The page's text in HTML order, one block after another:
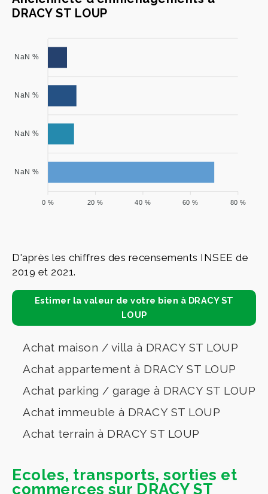
DRACY ST LOUP
NaN %
NaN %
NaN %
NaN %
80 %
60 %
40 %
20 %
0 %
D'après les chiffres des recensements INSEE de
2019 et 2021.
Estimer la valeur de votre bien à DRACY ST
LOUP
Achat maison / villa à DRACY ST LOUP
Achat appartement à DRACY ST LOUP
Achat parking / garage à DRACY ST LOUP
Achat immeuble à DRACY ST LOUP
Achat terrain à DRACY ST LOUP
Ecoles, transports, sorties et
commerces sur DRACY ST